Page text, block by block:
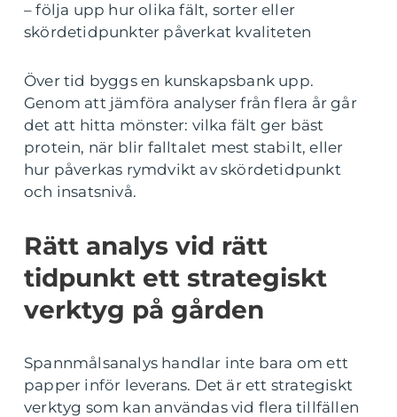
– följa upp hur olika fält, sorter eller
skördetidpunkter påverkat kvaliteten
Över tid byggs en kunskapsbank upp.
Genom att jämföra analyser från flera år går
det att hitta mönster: vilka fält ger bäst
protein, när blir falltalet mest stabilt, eller
hur påverkas rymdvikt av skördetidpunkt
och insatsnivå.
Rätt analys vid rätt
tidpunkt ett strategiskt
verktyg på gården
Spannmålsanalys handlar inte bara om ett
papper inför leverans. Det är ett strategiskt
verktyg som kan användas vid flera tillfällen